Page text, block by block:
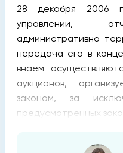
28 декабря 2006
управлении,
административно-
передача его в
внаем
аукционов,
законом, за
предусмотренных